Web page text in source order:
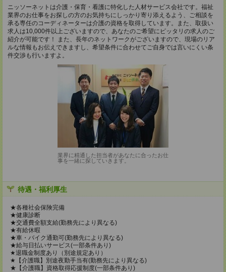
ニッソーネットは介護・保育・看護に特化した人材サービス会社です。福祉
業界のお仕事をお探しの方のお気持ちにしっかり寄り添えるよう、ご相談を
承る専任のコーディネーターは介護の資格を取得しています。また、取扱い
求人は10,000件以上ございますので、あなたのご希望にピッタリの求人のご
紹介が可能です！ また、長年のネットワークがございますので、現場のリア
ルな情報もお伝えできますし、希望条件に合わせてご自身では言いにくい条
件交渉も行いますよ。
業界に精通した担当者があなたに合ったお仕
事を一緒に探していきます。
待遇・福利厚生
★各種社会保険完備
★健康診断
★交通費全額支給(勤務先により異なる)
★有給休暇
★車・バイク通勤可(勤務先により異なる)
★給与日払いサービス(一部条件あり)
★退職金制度あり（別途規定あり）
★【介護職】別途夜勤手当有(勤務先により異なる)
★【介護職】資格取得応援制度(一部条件あり)